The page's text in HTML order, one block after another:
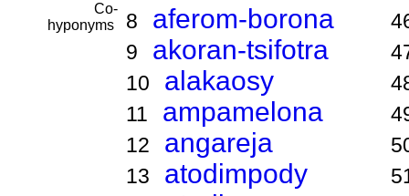
Co-
hyponyms
8 aferom-borona
9 akoran-tsifotra
10 alakaosy
11 ampamelona
12 angareja
13 atodimpody